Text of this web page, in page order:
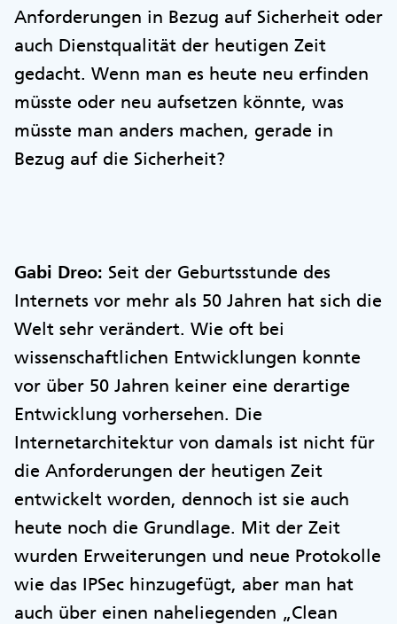
Anforderungen in Bezug auf Sicherheit oder
auch Dienstqualität der heutigen Zeit
gedacht. Wenn man es heute neu erfinden
müsste oder neu aufsetzen könnte, was
müsste man anders machen, gerade in
Bezug auf die Sicherheit?
Gabi Dreo: Seit der Geburtsstunde des
Internets vor mehr als 50 Jahren hat sich die
Welt sehr verändert. Wie oft bei
wissenschaftlichen Entwicklungen konnte
vor über 50 Jahren keiner eine derartige
Entwicklung vorhersehen. Die
Internetarchitektur von damals ist nicht für
die Anforderungen der heutigen Zeit
entwickelt worden, dennoch ist sie auch
heute noch die Grundlage. Mit der Zeit
wurden Erweiterungen und neue Protokolle
wie das IPSec hinzugefügt, aber man hat
auch über einen naheliegenden „Clean